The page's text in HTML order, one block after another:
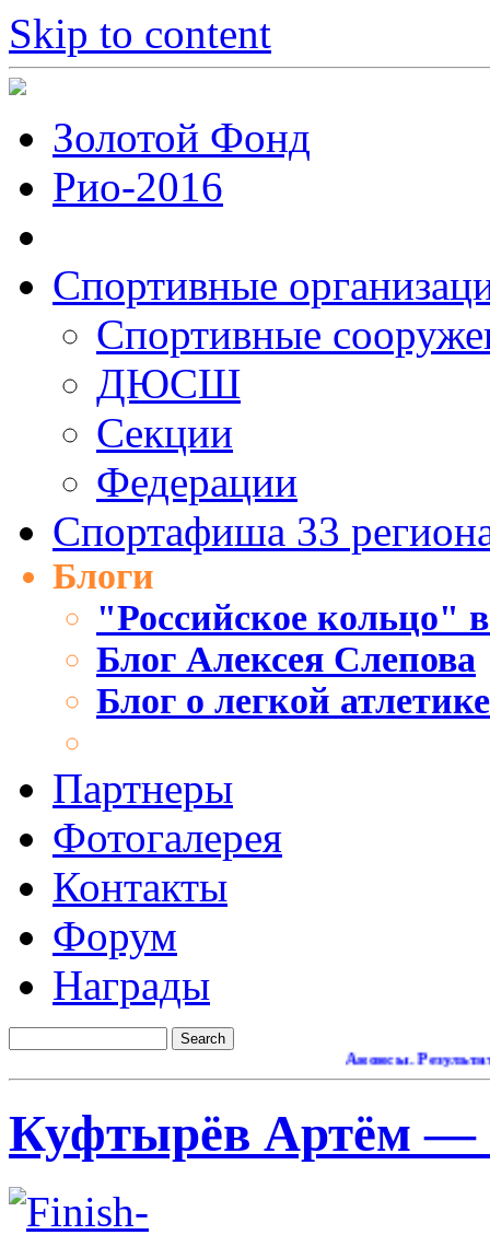
Skip to content
Золотой Фонд
Рио-2016
Спортивные
Cпортивные
ДЮСШ
Секции
Федерации
Спортафиша 33
Блоги
"Российское кольцо"
Блог Алексея Слепова
Блог о легкой
Партнеры
Фотогалерея
Контакты
Форум
Награды
Анонсы. Результаты.
Куфтырёв Артём —